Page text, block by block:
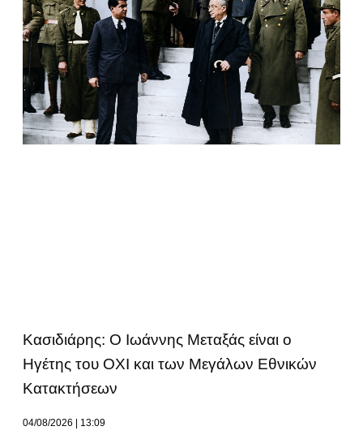
Κασιδιάρης: Ο Ιωάννης Μεταξάς είναι ο
Ηγέτης του ΟΧΙ και των Μεγάλων Εθνικών
Κατακτήσεων
04/08/2026 13:09